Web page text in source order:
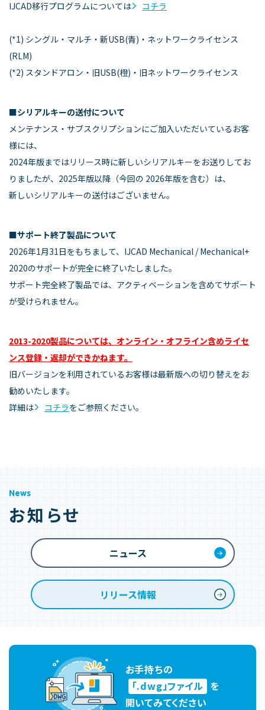
IJCAD移行プログラムについては コチラ
(*1) シングル・マルチ・新USB(青)・ネットワークライセンス
(RLM)
(*2) スタンドアロン・旧USB(橙)・旧ネットワークライセンス
■シリアルキーの送付について
メンテナンス・サブスクリプションにご加入いただいているお客
様には、
2024年版まではリリース時に新しいシリアルキーをお送りしてお
りましたが、2025年版以降（今回の 2026年版を含む）は、
新しいシリアルキーの送付はございません。
■サポート終了製品について
2026年1月31日をもちまして、IJCAD Mechanical / Mechanical+
2020のサポートが完全に終了いたしました。
サポート完全終了製品では、アクティベーションを含めてサポート
が受けられません。
2013-2020製品については、オンライン・オフライン含めライセ
ンス登録・返却ができかねます。
旧バージョンを利用されているお客様は最新版への切り替えをお
勧めいたします。
詳細は
コチラをご参照ください。
News
お知らせ
ニュース
リリース情報
お手持ちの
「.dwg」ファイル を
開いてみてください